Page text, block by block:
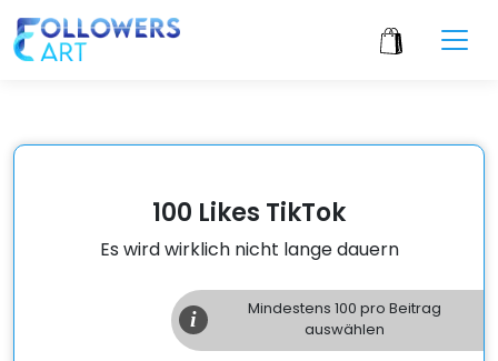
100 Likes TikTok
Es wird wirklich nicht lange dauern
i Mindestens 100 pro Beitrag
auswählen